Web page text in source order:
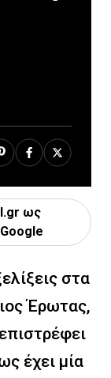
ως
στα
Έρωτας,
έχει μία